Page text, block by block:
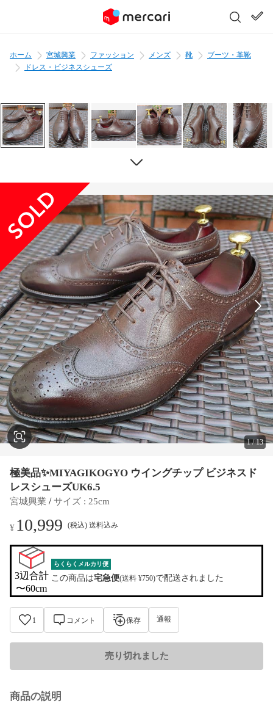
ホーム 宮城興業 ファッション メンズ 靴
ブーツ・革靴
ドレス・ビジネスシューズ
1/13
極美品✨MIYAGIKOGYO ウイングチップ ビジネスド
レスシューズUK6.5
宮城興業 / サイズ : 25cm
¥ 10,999 (税込) 送料込み
3辺合計
〜60cm
らくらくメルカリ便
この商品は宅急便(送料 ¥750)で配送されました
1 コメント 保存 通報
売り切れました
商品の説明